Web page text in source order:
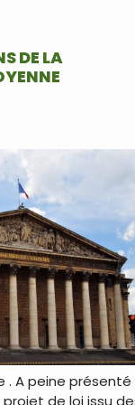
DE LA
. A peine présenté
de loi issu